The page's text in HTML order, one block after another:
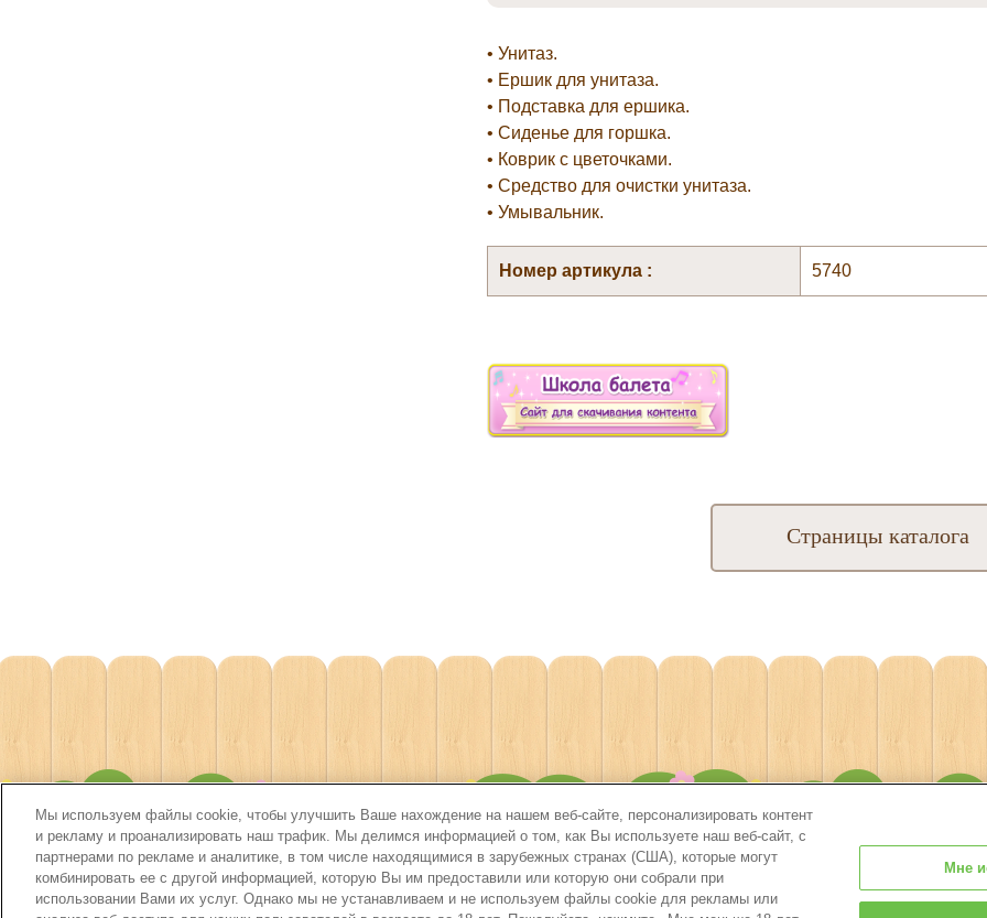
• Унитаз.
• Ершик для унитаза.
• Подставка для ершика.
• Сиденье для горшка.
• Коврик с цветочками.
• Средство для очистки унитаза.
• Умывальник.
Номер артикула : 5740
Страницы каталога
Мы используем файлы cookie, чтобы улучшить Ваше нахождение на нашем веб-сайте, персонализировать контент
и рекламу и проанализировать наш трафик. Мы делимся информацией о том, как Вы используете наш веб-сайт, с
партнерами по рекламе и аналитике, в том числе находящимися в зарубежных странах (США), которые могут
комбинировать ее с другой информацией, которую Вы им предоставили или которую они собрали при
использовании Вами их услуг. Однако мы не устанавливаем и не используем файлы cookie для рекламы или
Мне